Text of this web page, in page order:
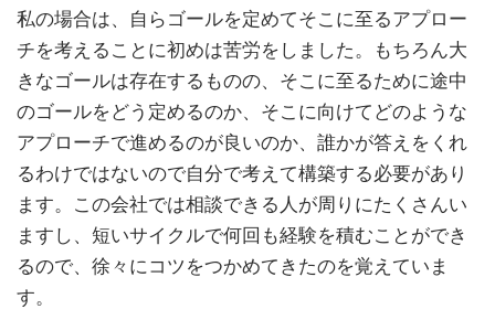
私の場合は、自らゴールを定めてそこに至るアプロー
チを考えることに初めは苦労をしました。もちろん大
きなゴールは存在するものの、そこに至るために途中
のゴールをどう定めるのか、そこに向けてどのような
アプローチで進めるのが良いのか、誰かが答えをくれ
るわけではないので自分で考えて構築する必要があり
ます。この会社では相談できる人が周りにたくさんい
ますし、短いサイクルで何回も経験を積むことができ
るので、徐々にコツをつかめてきたのを覚えていま
す。